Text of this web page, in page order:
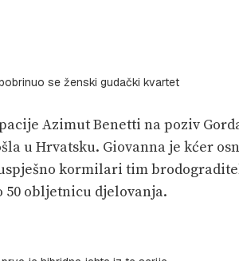
se ženski gudački kvartet
Azimut Benetti na poziv
u Hrvatsku. Giovanna je kćer
kormilari tim
obljetnicu djelovanja.